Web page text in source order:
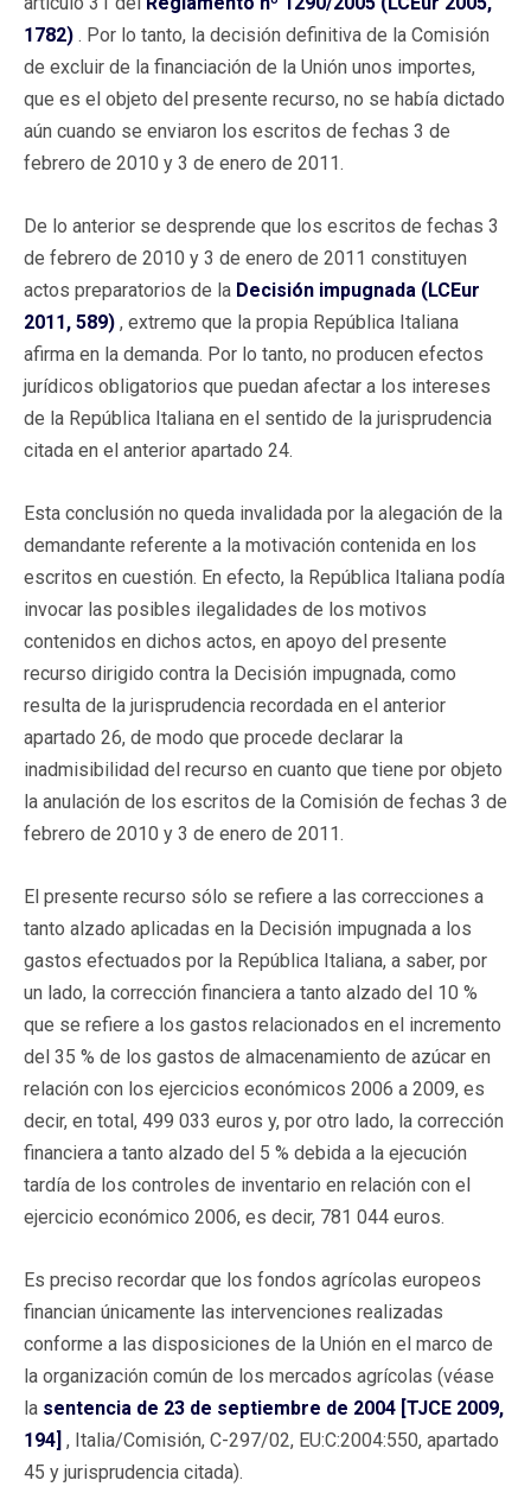
1782) . Por lo tanto, la decisión definitiva de la Comisión
de excluir de la financiación de la Unión unos importes,
que es el objeto del presente recurso, no se había dictado
aún cuando se enviaron los escritos de fechas 3 de
febrero de 2010 y 3 de enero de 2011.
De lo anterior se desprende que los escritos de fechas 3
de febrero de 2010 y 3 de enero de 2011 constituyen
actos preparatorios de la Decisión impugnada (LCEur
2011, 589) , extremo que la propia República Italiana
afirma en la demanda. Por lo tanto, no producen efectos
jurídicos obligatorios que puedan afectar a los intereses
de la República Italiana en el sentido de la jurisprudencia
citada en el anterior apartado 24.
Esta conclusión no queda invalidada por la alegación de la
demandante referente a la motivación contenida en los
escritos en cuestión. En efecto, la República Italiana podía
invocar las posibles ilegalidades de los motivos
contenidos en dichos actos, en apoyo del presente
recurso dirigido contra la Decisión impugnada, como
resulta de la jurisprudencia recordada en el anterior
apartado 26, de modo que procede declarar la
inadmisibilidad del recurso en cuanto que tiene por objeto
la anulación de los escritos de la Comisión de fechas 3 de
febrero de 2010 y 3 de enero de 2011.
El presente recurso sólo se refiere a las correcciones a
tanto alzado aplicadas en la Decisión impugnada a los
gastos efectuados por la República Italiana, a saber, por
un lado, la corrección financiera a tanto alzado del 10 %
que se refiere a los gastos relacionados en el incremento
del 35 % de los gastos de almacenamiento de azúcar en
relación con los ejercicios económicos 2006 a 2009, es
decir, en total, 499 033 euros y, por otro lado, la corrección
financiera a tanto alzado del 5 % debida a la ejecución
tardía de los controles de inventario en relación con el
ejercicio económico 2006, es decir, 781 044 euros.
Es preciso recordar que los fondos agrícolas europeos
financian únicamente las intervenciones realizadas
conforme a las disposiciones de la Unión en el marco de
la organización común de los mercados agrícolas (véase
la sentencia de 23 de septiembre de 2004 [TJCE 2009,
194] , Italia/Comisión, C-297/02, EU:C:2004:550, apartado
45 y jurisprudencia citada).